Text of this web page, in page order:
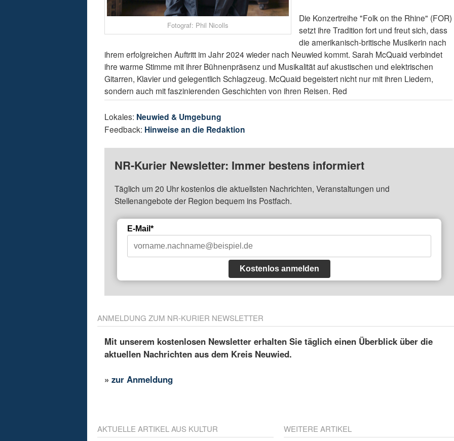
Fotograf: Phil Nicolls
Die Konzertreihe "Folk on the Rhine" (FOR)
setzt ihre Tradition fort und freut sich, dass
die amerikanisch-britische Musikerin nach
ihrem erfolgreichen Auftritt im Jahr 2024 wieder nach Neuwied kommt. Sarah McQuaid verbindet
ihre warme Stimme mit ihrer Bühnenpräsenz und Musikalität auf akustischen und elektrischen
Gitarren, Klavier und gelegentlich Schlagzeug. McQuaid begeistert nicht nur mit ihren Liedern,
sondern auch mit faszinierenden Geschichten von ihren Reisen. Red
Lokales: Neuwied & Umgebung
Feedback: Hinweise an die Redaktion
NR-Kurier Newsletter: Immer bestens informiert
Täglich um 20 Uhr kostenlos die aktuellsten Nachrichten, Veranstaltungen und
Stellenangebote der Region bequem ins Postfach.
E-Mail*
Kostenlos anmelden
ANMELDUNG ZUM NR-KURIER NEWSLETTER
Mit unserem kostenlosen Newsletter erhalten Sie täglich einen Überblick über die
aktuellen Nachrichten aus dem Kreis Neuwied.
»zur Anmeldung
AKTUELLE ARTIKEL AUS KULTUR WEITERE ARTIKEL